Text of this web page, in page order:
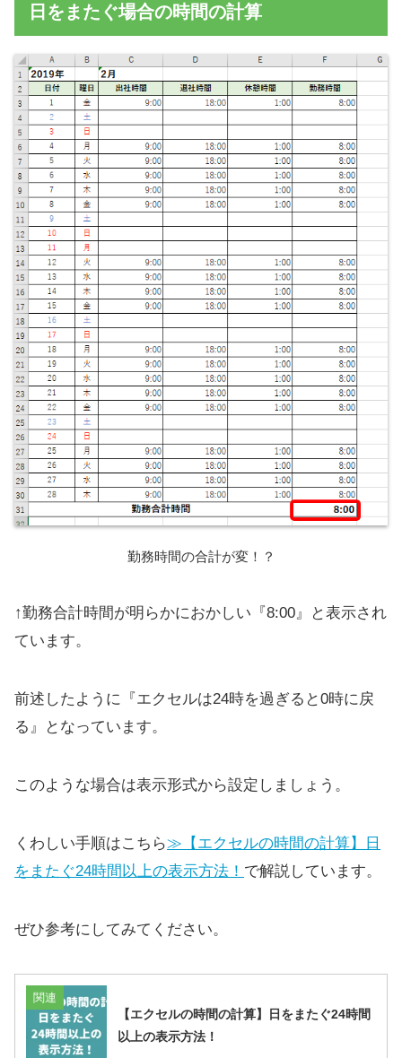
日をまたぐ場合の時間の計算
勤務時間の合計が変！？
↑勤務合計時間が明らかにおかしい『8:00』と表示され
ています。
前述したように『エクセルは24時を過ぎると0時に戻
る』となっています。
このような場合は表示形式から設定しましょう。
くわしい手順はこちら≫【エクセルの時間の計算】日
をまたぐ24時間以上の表示方法！ で解説しています。
ぜひ参考にしてみてください。
関連
【エクセルの時間の計算】日をまたぐ24時間
以上の表示方法！